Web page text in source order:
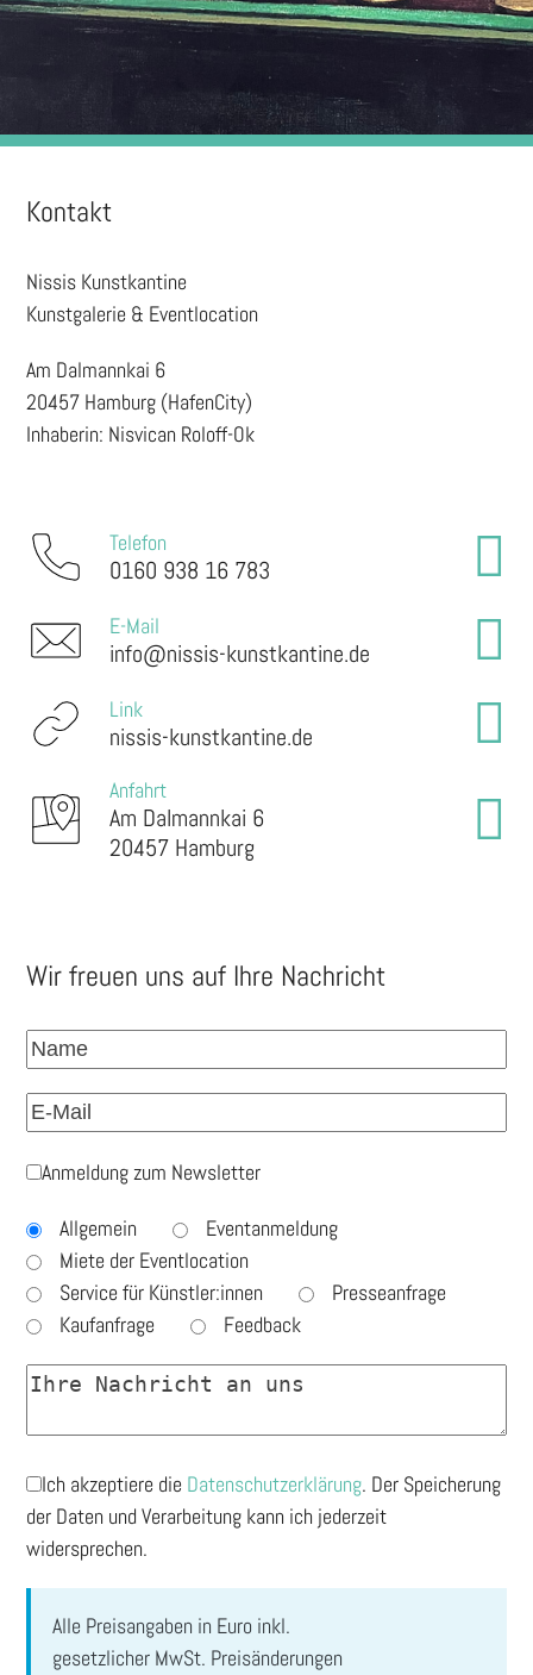
Kontakt
Nissis Kunstkantine
Kunstgalerie & Eventlocation
Am Dalmannkai 6
20457 Hamburg (HafenCity)
Inhaberin: Nisvican Roloff-Ok
Telefon
0160 938 16 783
E-Mail
info@nissis-kunstkantine.de
Link
nissis-kunstkantine.de
Anfahrt
Am Dalmannkai 6
20457 Hamburg
Wir freuen uns auf Ihre Nachricht
Anmeldung zum Newsletter
Allgemein
Eventanmeldung
Miete der Eventlocation
Service für Künstler:innen
Presseanfrage
Kaufanfrage
Feedback
Ich akzeptiere die Datenschutzerklärung. Der Speicherung
der Daten und Verarbeitung kann ich jederzeit
widersprechen.
Alle Preisangaben in Euro inkl.
gesetzlicher MwSt. Preisänderungen